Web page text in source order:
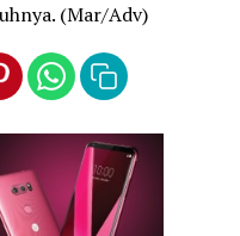
(Mar/Adv)